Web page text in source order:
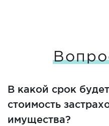
В какой срок
стоимость
имущества?